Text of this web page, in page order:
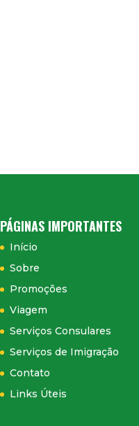
PÁGINAS IMPORTANTES
Início
Sobre
Promoções
Viagem
Serviços Consulares
Serviços de Imigração
Contato
Links Úteis